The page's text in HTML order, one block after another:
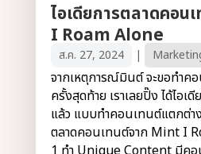
ไอเดียการตลาดคอ
I Roam Alone
ส.ค. 27, 2024 |
จากเหตุการณ์มินต์ จะขอทำค
ครั้งสุดท้าย เราเลยปิ๊ง ได้ไอเ
แล้ว แบบทำคอนเทนต์แตกต่า
ตลาดคอนเทนต์จาก Mint I